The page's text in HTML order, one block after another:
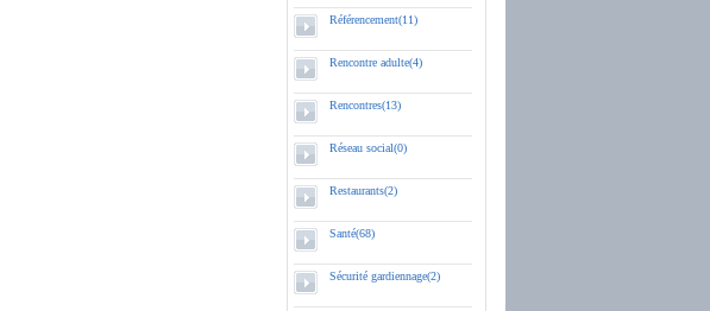
Référencement(11)
Rencontre adulte(4)
Rencontres(13)
Réseau social(0)
Restaurants(2)
Santé(68)
Sécurité gardiennage(2)